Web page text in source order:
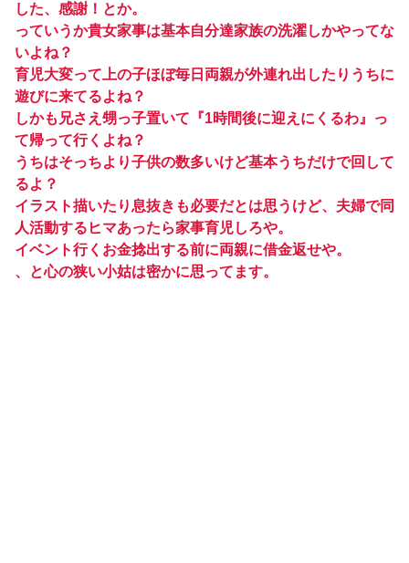
した、感謝！とか。
っていうか貴女家事は基本自分達家族の洗濯しかやってな
いよね？
育児大変って上の子ほぼ毎日両親が外連れ出したりうちに
遊びに来てるよね？
しかも兄さえ甥っ子置いて『1時間後に迎えにくるわ』っ
て帰って行くよね？
うちはそっちより子供の数多いけど基本うちだけで回して
るよ？
イラスト描いたり息抜きも必要だとは思うけど、夫婦で同
人活動するヒマあったら家事育児しろや。
イベント行くお金捻出する前に両親に借金返せや。
、と心の狭い小姑は密かに思ってます。